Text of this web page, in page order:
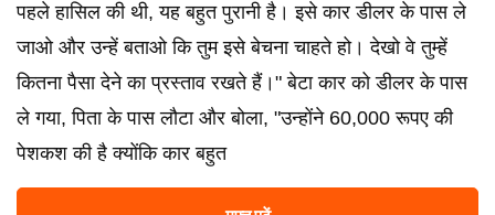
पहले हासिल की थी, यह बहुत पुरानी है। इसे कार डीलर के पास ले
जाओ और उन्हें बताओ कि तुम इसे बेचना चाहते हो। देखो वे तुम्हें
कितना पैसा देने का प्रस्ताव रखते हैं।" बेटा कार को डीलर के पास
ले गया, पिता के पास लौटा और बोला, "उन्होंने 60,000 रूपए की
पेशकश की है क्योंकि कार बहुत